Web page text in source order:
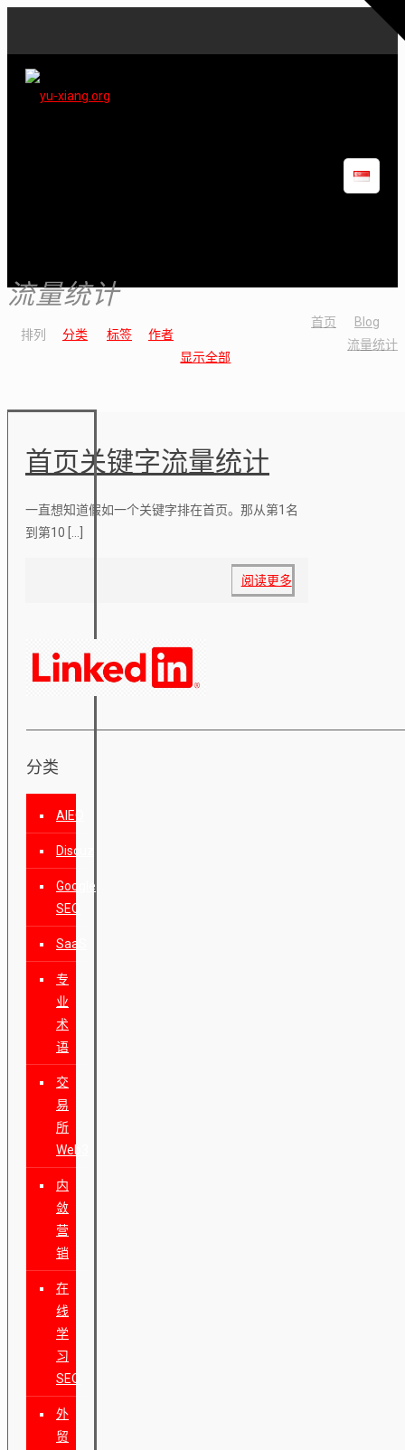
流量统计
首页
Blog
流量统计
排列 分类 标签
作者
显示全部
首页关键字流量统计
一直想知道假如一个关键字排在首页。那从第1名
到第10
阅读更多
分类
AIEO
Discuz
Google
SEO
SaaS
专
业
术
语
交
易
所
Web3
内
敛
营
销
在
线
学
习
SEO
外
贸